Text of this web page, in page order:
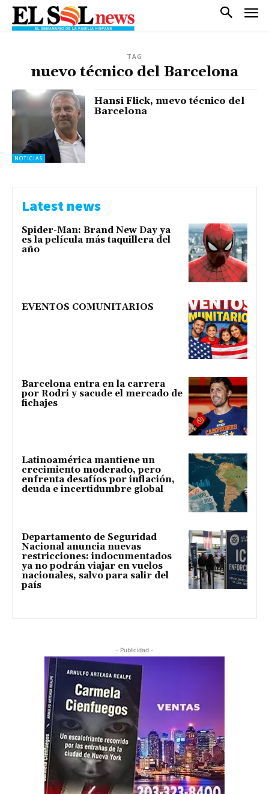
TAG
nuevo técnico del Barcelona
NOTICIAS
Hansi Flick, nuevo técnico del
Barcelona
Latest news
Spider-Man: Brand New Day ya
es la película más taquillera del
año
EVENTOS COMUNITARIOS
Barcelona entra en la carrera
por Rodri y sacude el mercado de
fichajes
Latinoamérica mantiene un
crecimiento moderado, pero
enfrenta desafíos por inflación,
deuda e incertidumbre global
Departamento de Seguridad
Nacional anuncia nuevas
restricciones: indocumentados
ya no podrán viajar en vuelos
nacionales, salvo para salir del
país
- Publicidad -